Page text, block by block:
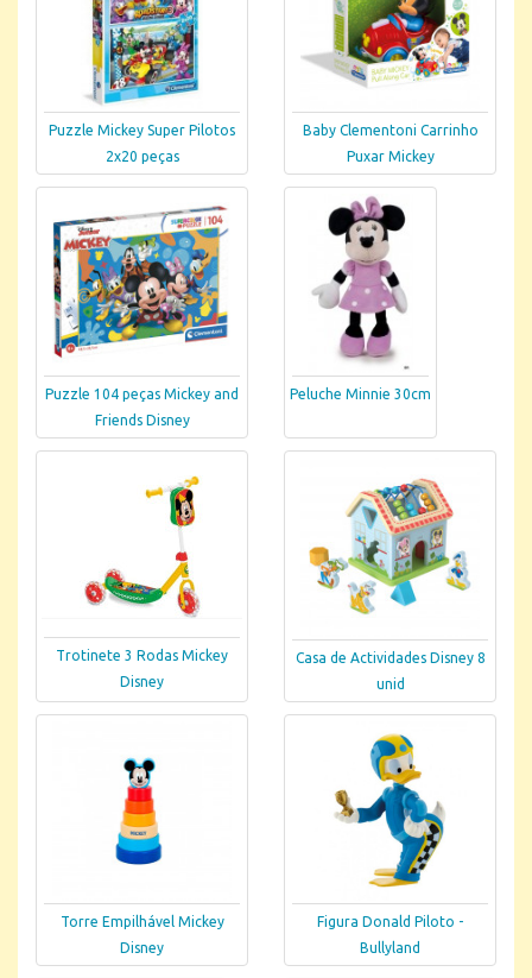
Puzzle Mickey Super Pilotos
2x20 peças
Baby Clementoni Carrinho
Puxar Mickey
Puzzle 104 peças Mickey and
Friends Disney
Peluche Minnie 30cm
Trotinete 3 Rodas Mickey
Disney
Casa de Actividades Disney 8
unid
Torre Empilhável Mickey
Disney
Figura Donald Piloto -
Bullyland